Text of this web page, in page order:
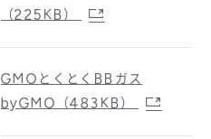
（225KB）
GMOとくとくBBガス
byGMO（483KB）